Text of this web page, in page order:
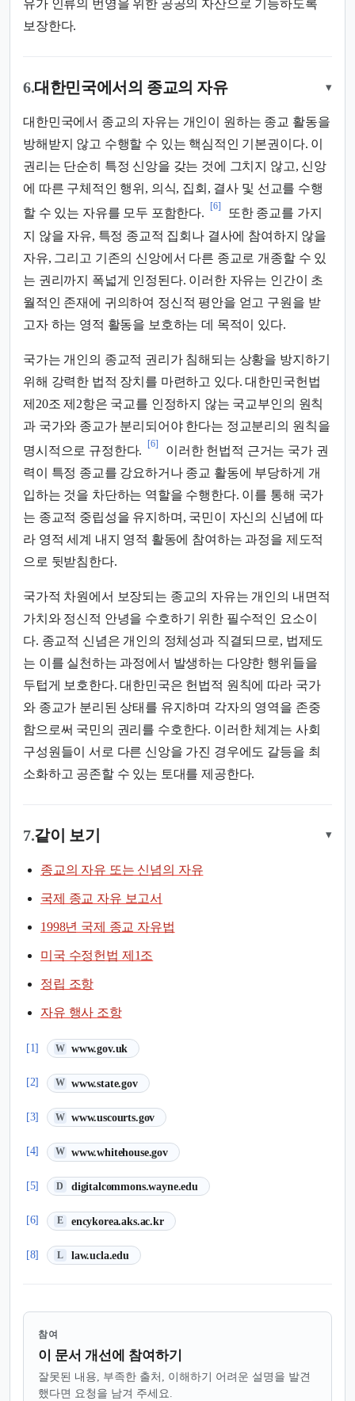
유가 인류의 번영을 위한 공공의 자산으로 기능하도록
보장한다.
6.대한민국에서의 종교의 자유 ▾
대한민국에서 종교의 자유는 개인이 원하는 종교 활동을
방해받지 않고 수행할 수 있는 핵심적인 기본권이다. 이
권리는 단순히 특정 신앙을 갖는 것에 그치지 않고, 신앙
에 따른 구체적인 행위, 의식, 집회, 결사 및 선교를 수행
할 수 있는 자유를 모두 포함한다.
[6]
또한 종교를 가지
지 않을 자유, 특정 종교적 집회나 결사에 참여하지 않을
자유, 그리고 기존의 신앙에서 다른 종교로 개종할 수 있
는 권리까지 폭넓게 인정된다. 이러한 자유는 인간이 초
월적인 존재에 귀의하여 정신적 평안을 얻고 구원을 받
고자 하는 영적 활동을 보호하는 데 목적이 있다.
국가는 개인의 종교적 권리가 침해되는 상황을 방지하기
위해 강력한 법적 장치를 마련하고 있다. 대한민국헌법
제20조 제2항은 국교를 인정하지 않는 국교부인의 원칙
과 국가와 종교가 분리되어야 한다는 정교분리의 원칙을
명시적으로 규정한다.
[6]
이러한 헌법적 근거는 국가 권
력이 특정 종교를 강요하거나 종교 활동에 부당하게 개
입하는 것을 차단하는 역할을 수행한다. 이를 통해 국가
는 종교적 중립성을 유지하며, 국민이 자신의 신념에 따
라 영적 세계 내지 영적 활동에 참여하는 과정을 제도적
으로 뒷받침한다.
국가적 차원에서 보장되는 종교의 자유는 개인의 내면적
가치와 정신적 안녕을 수호하기 위한 필수적인 요소이
다. 종교적 신념은 개인의 정체성과 직결되므로, 법제도
는 이를 실천하는 과정에서 발생하는 다양한 행위들을
두텁게 보호한다. 대한민국은 헌법적 원칙에 따라 국가
와 종교가 분리된 상태를 유지하며 각자의 영역을 존중
함으로써 국민의 권리를 수호한다. 이러한 체계는 사회
구성원들이 서로 다른 신앙을 가진 경우에도 갈등을 최
소화하고 공존할 수 있는 토대를 제공한다.
7.같이 보기 ▾
종교의 자유 또는 신념의 자유
국제 종교 자유 보고서
1998년 국제 종교 자유법
미국 수정헌법 제1조
정립 조항
자유 행사 조항
[1] W www.gov.uk
(새 탭에서 열림)
[2] W www.state.gov
(새 탭에서 열림)
[3] W www.uscourts.gov
(새 탭에서 열림)
[4] W www.whitehouse.gov
(새 탭에서 열림)
[5] D digitalcommons.wayne.edu
(새 탭에서 열림)
[6] E encykorea.aks.ac.kr
(새 탭에서 열림)
[8] L law.ucla.edu
(새 탭에서 열림)
참여
이 문서 개선에 참여하기
잘못된 내용, 부족한 출처, 이해하기 어려운 설명을 발견
했다면 요청을 남겨 주세요.